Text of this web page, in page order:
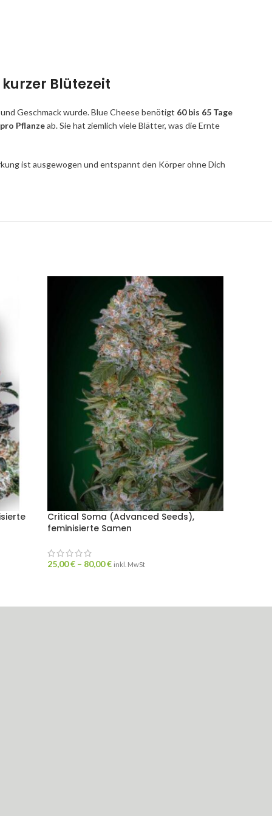
kurzer Blütezeit
Geschmack wurde. Blue Cheese benötigt 60 bis 65 Tage
Pflanzeab. Sie hat ziemlich viele Blätter, was die Ernte
ist ausgewogen und entspannt den Körper ohne Dich
Critical Soma (Advanced Seeds),
feminisierte Samen
25,00€ – 80,00€ inkl. MwSt